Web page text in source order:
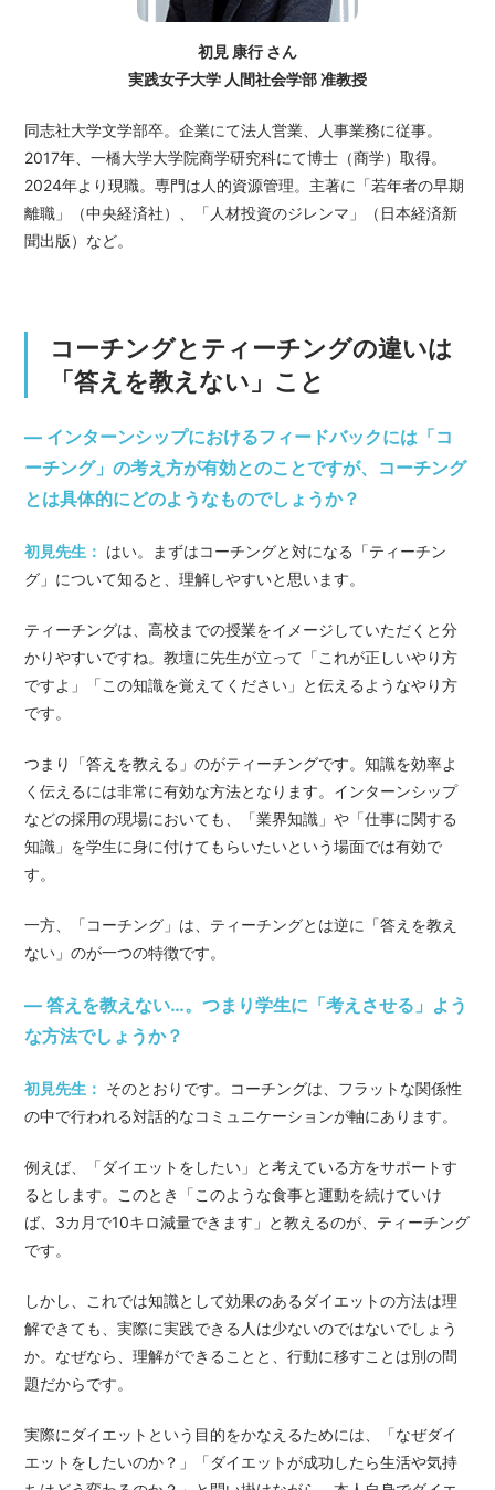
初見 康行 さん
実践女子大学 人間社会学部 准教授
同志社大学文学部卒。企業にて法人営業、人事業務に従事。
2017年、一橋大学大学院商学研究科にて博士（商学）取得。
2024年より現職。専門は人的資源管理。主著に「若年者の早期
離職」（中央経済社）、「人材投資のジレンマ」（日本経済新
聞出版）など。
コーチングとティーチングの違いは
「答えを教えない」こと
— インターンシップにおけるフィードバックには「コ
ーチング」の考え方が有効とのことですが、コーチング
とは具体的にどのようなものでしょうか？
初見先生： はい。まずはコーチングと対になる「ティーチン
グ」について知ると、理解しやすいと思います。
ティーチングは、高校までの授業をイメージしていただくと分
かりやすいですね。教壇に先生が立って「これが正しいやり方
ですよ」「この知識を覚えてください」と伝えるようなやり方
です。
つまり「答えを教える」のがティーチングです。知識を効率よ
く伝えるには非常に有効な方法となります。インターンシップ
などの採用の現場においても、「業界知識」や「仕事に関する
知識」を学生に身に付けてもらいたいという場面では有効で
す。
一方、「コーチング」は、ティーチングとは逆に「答えを教え
ない」のが一つの特徴です。
— 答えを教えない…。つまり学生に「考えさせる」よう
な方法でしょうか？
初見先生： そのとおりです。コーチングは、フラットな関係性
の中で行われる対話的なコミュニケーションが軸にあります。
例えば、「ダイエットをしたい」と考えている方をサポートす
るとします。このとき「このような食事と運動を続けていけ
ば、3カ月で10キロ減量できます」と教えるのが、ティーチング
です。
しかし、これでは知識として効果のあるダイエットの方法は理
解できても、実際に実践できる人は少ないのではないでしょう
か。なぜなら、理解ができることと、行動に移すことは別の問
題だからです。
実際にダイエットという目的をかなえるためには、「なぜダイ
エットをしたいのか？」「ダイエットが成功したら生活や気持